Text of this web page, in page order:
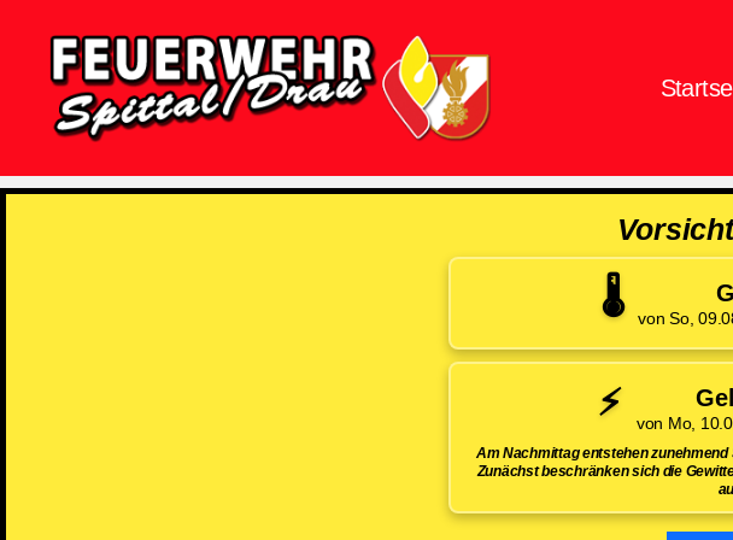
Spittal/Drau
🌡️
von So,
⚡
von Mo,
Am Nachmittag entstehen
Zunächst beschränken sich die